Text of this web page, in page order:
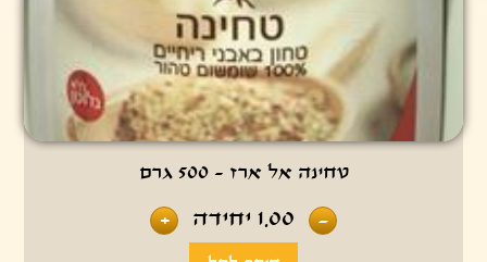
טחינה אל ארז - 500 גרם
-
1.00 יחידה +